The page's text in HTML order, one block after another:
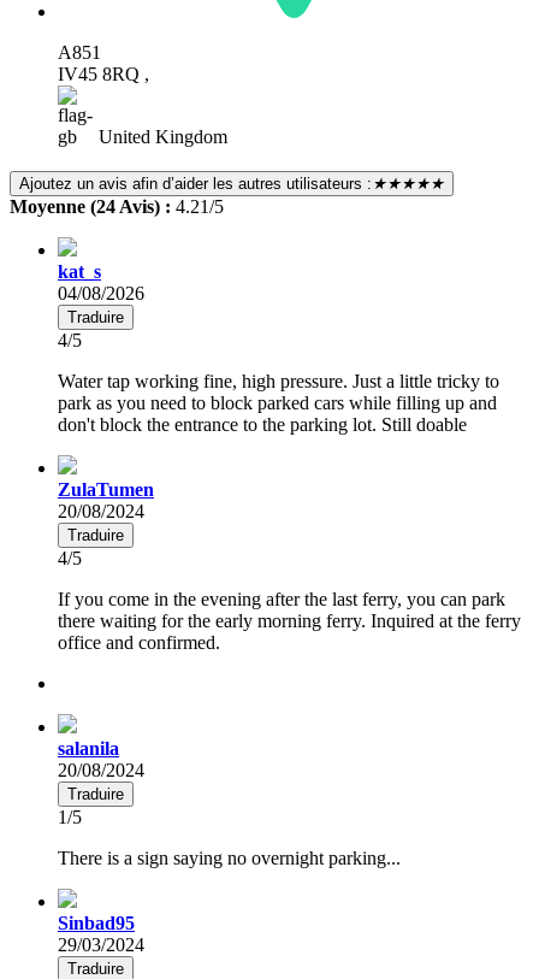
A851
IV45 8RQ ,
United Kingdom
Ajoutez un avis afin d’aider les autres utilisateurs : ★★★★★
Moyenne (24 Avis) : 4.21/5
kat_s
04/08/2026
Traduire
4/5
Water tap working fine, high pressure. Just a little tricky to
park as you need to block parked cars while filling up and
don't block the entrance to the parking lot. Still doable
ZulaTumen
20/08/2024
Traduire
4/5
If you come in the evening after the last ferry, you can park
there waiting for the early morning ferry. Inquired at the ferry
office and confirmed.
salanila
20/08/2024
Traduire
1/5
There is a sign saying no overnight parking...
Sinbad95
29/03/2024
Traduire